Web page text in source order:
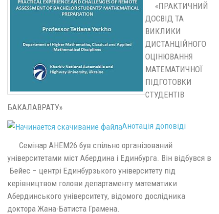
«ПРАКТИЧНИЙ
ДОСВІД ТА
ВИКЛИКИ
ДИСТАНЦІЙНОГО
ОЦІНЮВАННЯ
МАТЕМАТИЧНОЇ
ПІДГОТОВКИ
СТУДЕНТІВ
БАКАЛАВРАТУ»
Анотація доповіді
Семінар AHEM26 був спільно організований
університетами міст Абердина і Единбурга. Він відбувся в
Бейес – центрі Единбурзького університету під
керівництвом голови департаменту математики
Абердинського університету, відомого дослідника
доктора Жана-Батиста Грамена.